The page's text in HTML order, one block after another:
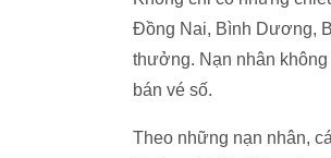
Đồng Nai, Bình Dương,
thưởng. Nạn nhân
bán vé số.
Theo những nạn nhân,